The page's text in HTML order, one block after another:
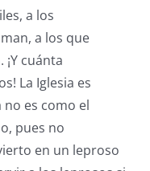
a los
a los que
cuánta
La Iglesia es
es como el
pues no
en un leproso